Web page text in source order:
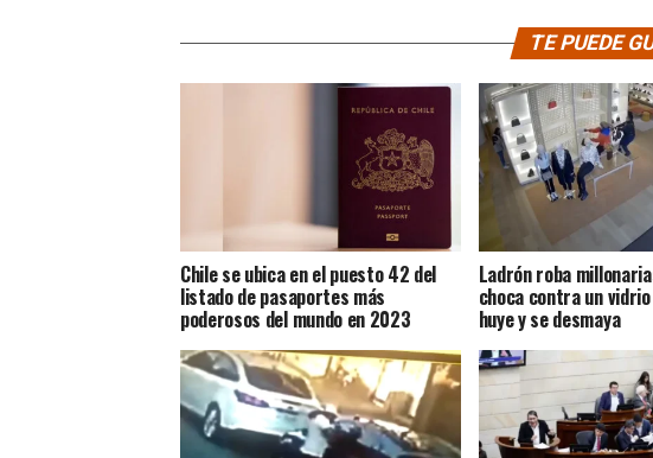
TE PUEDE
Chile se ubica en el puesto 42 del
listado de pasaportes más
poderosos del mundo en 2023
Ladrón roba
choca contra un
huye y se desmaya